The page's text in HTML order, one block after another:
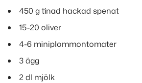
450 g tinad hackad spenat
15-20 oliver
4-6 miniplommontomater
3 ägg
2 dl mjölk